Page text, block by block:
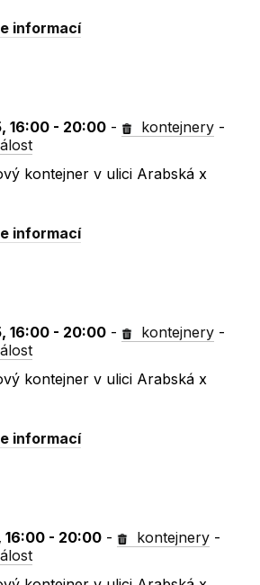
informací
16:00 - 20:00 - kontejnery -
kontejner v ulici Arabská x
informací
16:00 - 20:00 - kontejnery -
kontejner v ulici Arabská x
informací
16:00 - 20:00 - kontejnery -